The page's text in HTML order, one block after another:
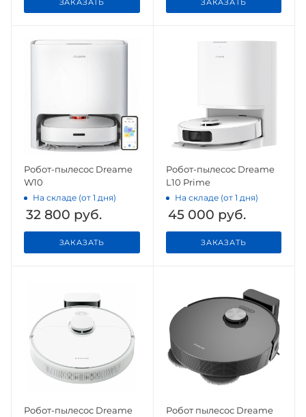
Робот-пылесос Dreame
W10
На складе (от 1 дня)
32 800 руб.
ЗАКАЗАТЬ
Робот-пылесос Dreame
L10 Prime
На складе (от 1 дня)
45 000 руб.
ЗАКАЗАТЬ
Робот-пылесос Dreame Робот пылесос Dreame